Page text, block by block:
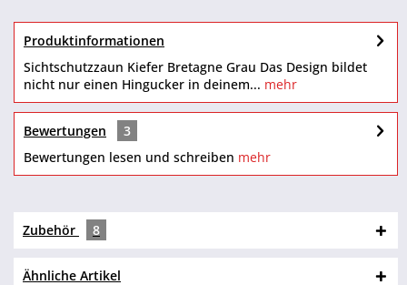
Produktinformationen
Sichtschutzzaun Kiefer Bretagne Grau Das Design bildet
nicht nur einen Hingucker in deinem... mehr
Bewertungen
3
Bewertungen lesen und schreiben mehr
Zubehör 8
Ähnliche Artikel